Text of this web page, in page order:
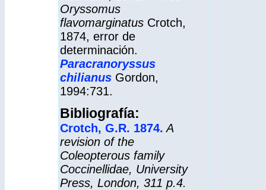
Oryssomus
flavomarginatus Crotch,
1874, error de
determinación.
Paracranoryssus
chilianusGordon,
1994:731.
Bibliografía:
Crotch, G.R. 1874. A
revision of the
Coleopterous family
Coccinellidae, University
Press, London, 311 p.4.